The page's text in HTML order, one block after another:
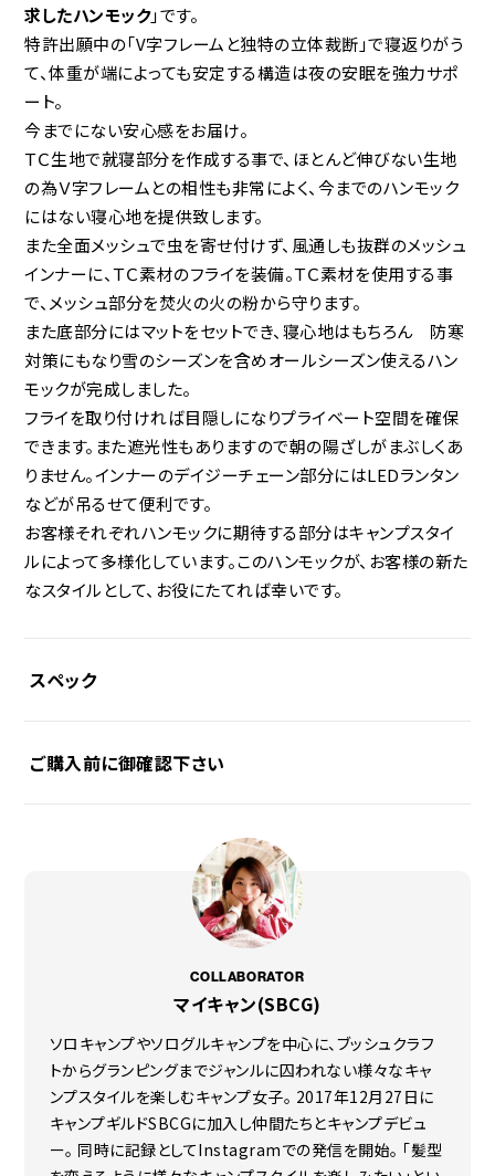
求したハンモック」です。
特許出願中の「V字フレームと独特の立体裁断」で寝返りがう
て、体重が端によっても安定する構造は夜の安眠を強力サポ
ート。
今までにない安心感をお届け。
ＴＣ生地で就寝部分を作成する事で、ほとんど伸びない生地
の為Ｖ字フレームとの相性も非常によく、今までのハンモック
にはない寝心地を提供致します。
また全面メッシュで虫を寄せ付けず、風通しも抜群のメッシュ
インナーに、ＴＣ素材のフライを装備。ＴＣ素材を使用する事
で、メッシュ部分を焚火の火の粉から守ります。
また底部分にはマットをセットでき、寝心地はもちろん 防寒
対策にもなり雪のシーズンを含めオールシーズン使えるハン
モックが完成しました。
フライを取り付ければ目隠しになりプライベート空間を確保
できます。また遮光性もありますので朝の陽ざしがまぶしくあ
りません。インナーのデイジーチェーン部分にはLEDランタン
などが吊るせて便利です。
お客様それぞれハンモックに期待する部分はキャンプスタイ
ルによって多様化しています。このハンモックが、お客様の新た
なスタイルとして、お役にたてれば幸いです。
スペック
素材
ポリエステル65％、コットン35％
スチール製V字型3本継ぎ(φ19mm/（約）1,000mm)×2本
アルミ合金製5本継ぎ(φ9mm/（約）1,640mm)×2本
コットン混紡生地（ＴＣ）（表面撥水加工）
ポリエステル65％、コットン35％
耐荷重
（約）100kg
ご購入前に御確認下さい
TCやコットンなど生地素材についてのご注意や、ご使用上
の注意を記載しております。
ご購入前にご確認ください
COLLABORATOR
マイキャン(SBCG)
ソロキャンプやソログルキャンプを中心に、ブッシュクラフ
トからグランピングまでジャンルに囚われない様々なキャ
ンプスタイルを楽しむキャンプ女子。 2017年12月27日に
キャンプギルドSBCGに加入し仲間たちとキャンプデビュ
ー。 同時に記録としてInstagramでの発信を開始。 「髪型